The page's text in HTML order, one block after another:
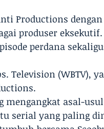
Productions dengan
produser
perdana
Television (WBTV),
asal-
serial yang paling